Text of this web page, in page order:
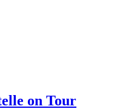
on Tour